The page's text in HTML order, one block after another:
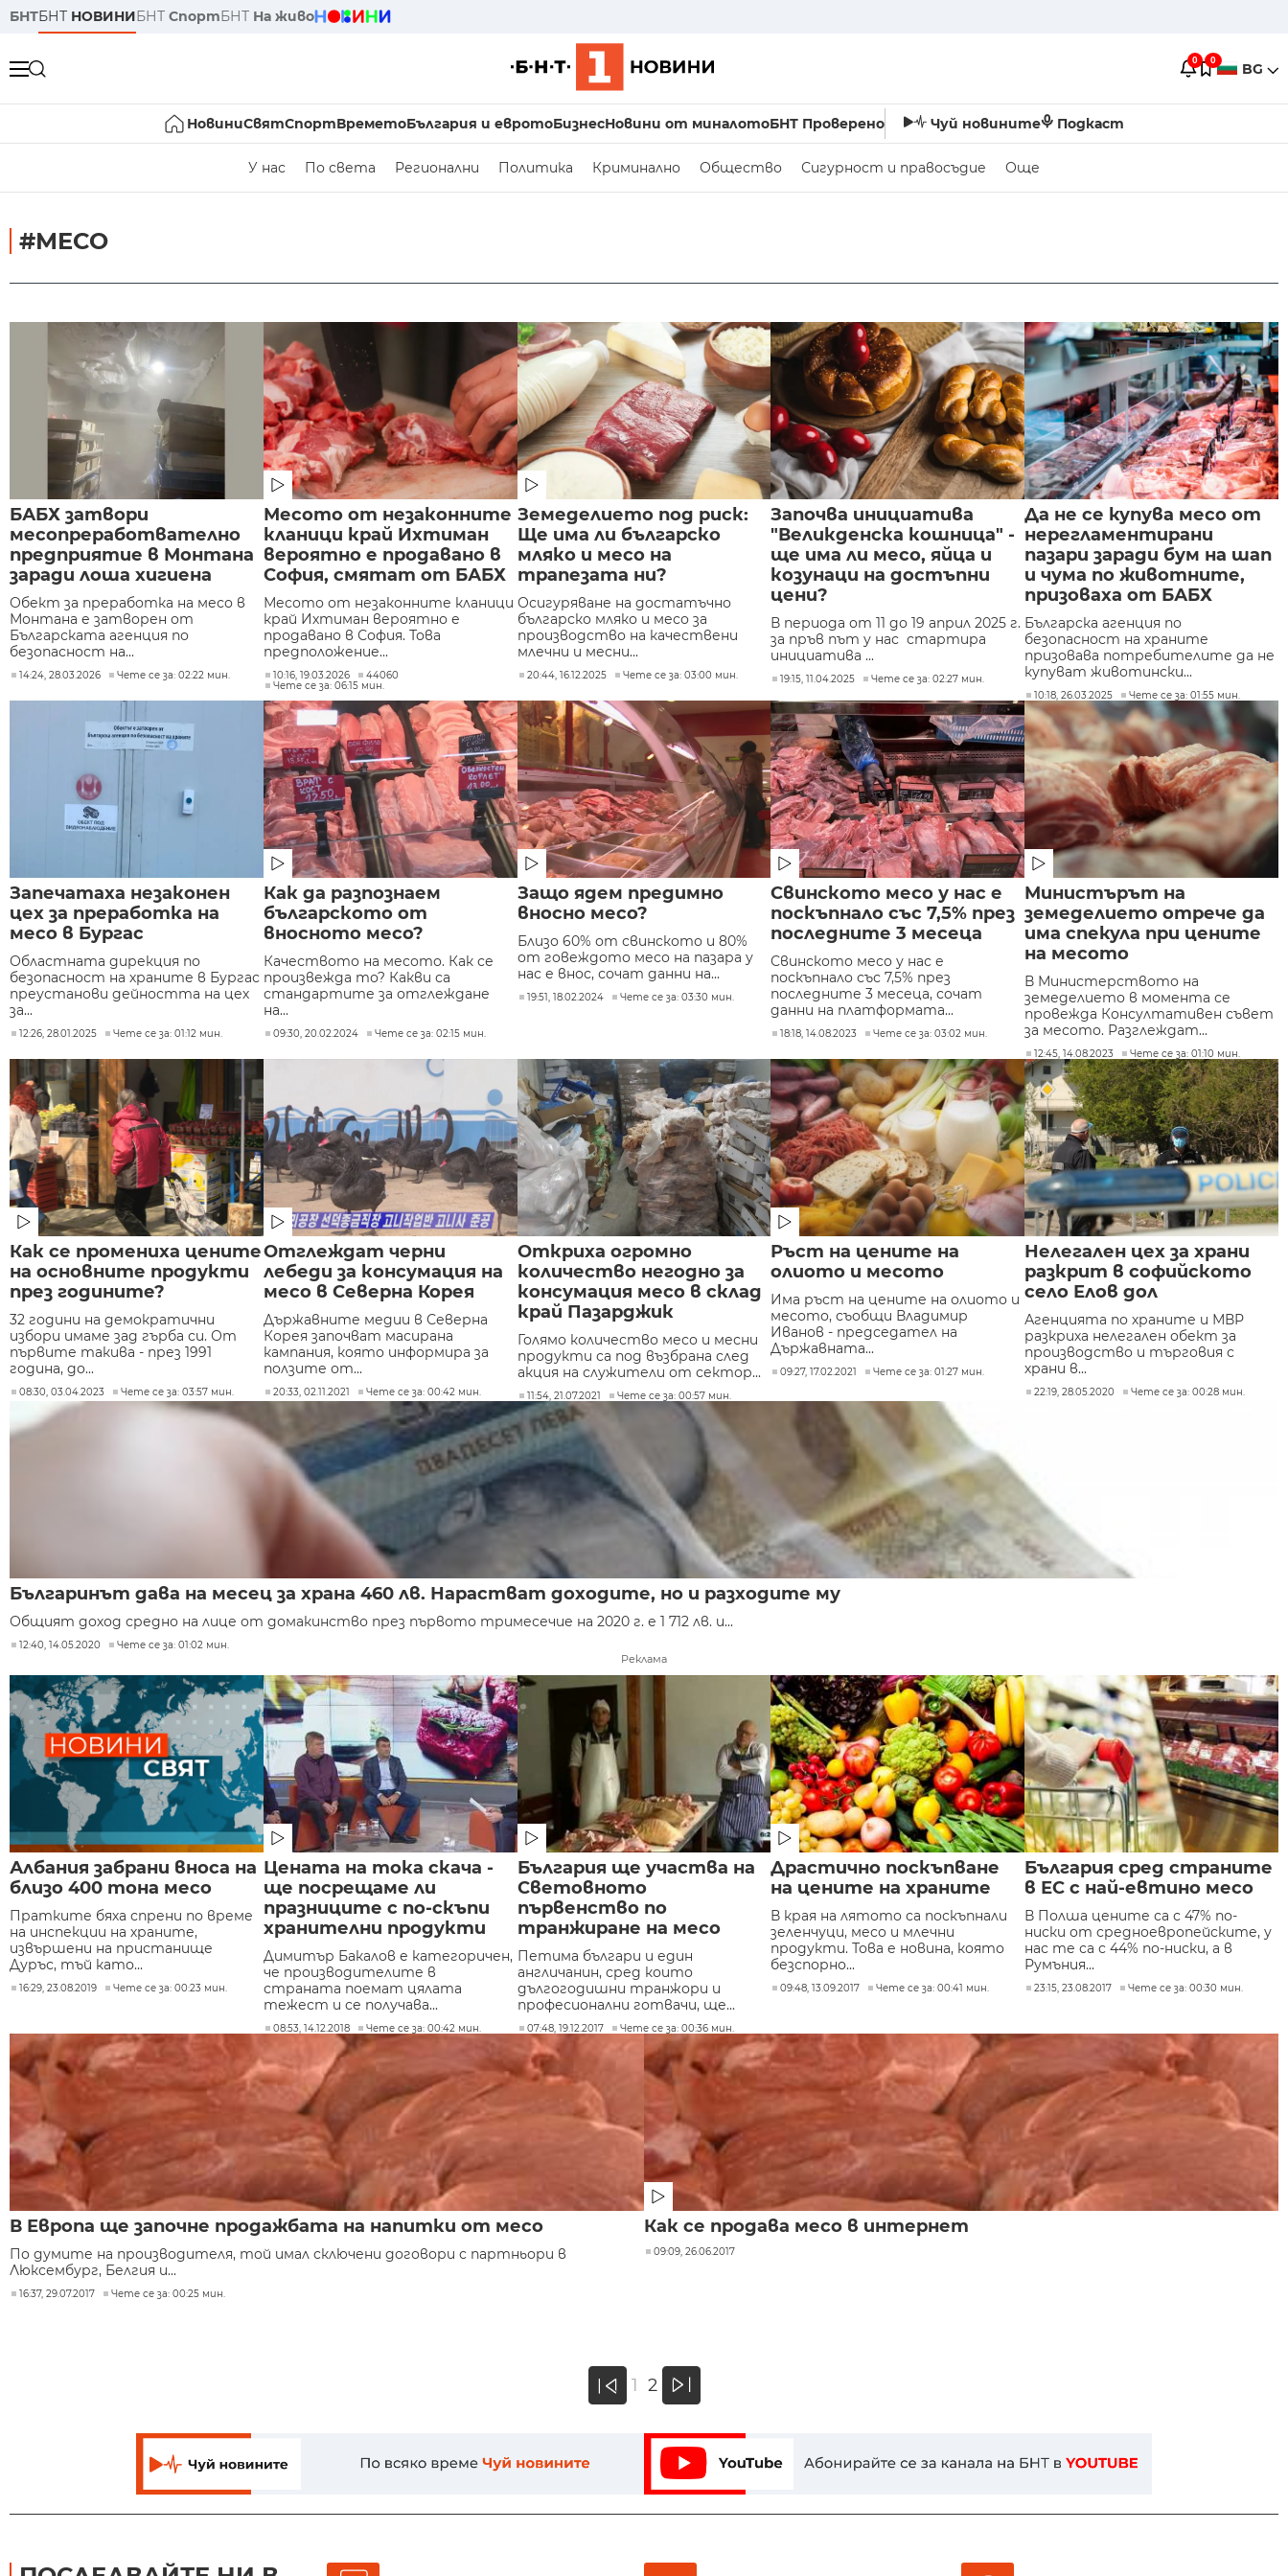
БНТБНТ НОВИНИБНТ СпортБНТ На живо
0 0 BG
НовиниСвятСпортВреметоБългария и евротоБизнесНовини от миналотоБНТ Проверено Чуй новините Подкаст
У нас По света Регионални Политика Криминално Общество Сигурност и правосъдие Още
#МЕСО
БАБХ затвори
месопреработвателно
предприятие в Монтана
заради лоша хигиена
Обект за преработка на месо в
Монтана е затворен от
Българската агенция по
безопасност на...
14:24, 28.03.2026 Чете се за: 02:22 мин.
Месото от незаконните
кланици край Ихтиман
вероятно е продавано в
София, смятат от БАБХ
Месото от незаконните кланици
край Ихтиман вероятно е
продавано в София. Това
предположение...
10:16, 19.03.2026
44060
Чете се за: 06:15 мин.
Земеделието под риск:
Ще има ли българско
мляко и месо на
трапезата ни?
Осигуряване на достатъчно
българско мляко и месо за
производство на качествени
млечни и месни...
20:44, 16.12.2025 Чете се за: 03:00 мин.
Започва инициатива
"Великденска кошница" -
ще има ли месо, яйца и
козунаци на достъпни
цени?
В периода от 11 до 19 април 2025 г.
за пръв път у нас стартира
инициатива ...
19:15, 11.04.2025 Чете се за: 02:27 мин.
Да не се купува месо от
нерегламентирани
пазари заради бум на шап
и чума по животните,
призоваха от БАБХ
Българска агенция по
безопасност на храните
призовава потребителите да не
купуват животински...
10:18, 26.03.2025 Чете се за: 01:55 мин.
Запечатаха незаконен
цех за преработка на
месо в Бургас
Областната дирекция по
безопасност на храните в Бургас
преустанови дейността на цех
за...
12:26, 28.01.2025 Чете се за: 01:12 мин.
Как да разпознаем
българското от
вносното месо?
Качеството на месото. Как се
произвежда то? Какви са
стандартите за отглеждане
на...
09:30, 20.02.2024 Чете се за: 02:15 мин.
Защо ядем предимно
вносно месо?
Близо 60% от свинското и 80%
от говеждото месо на пазара у
нас е внос, сочат данни на...
19:51, 18.02.2024 Чете се за: 03:30 мин.
Свинското месо у нас е
поскъпнало със 7,5% през
последните 3 месеца
Свинското месо у нас е
поскъпнало със 7,5% през
последните 3 месеца, сочат
данни на платформата...
18:18, 14.08.2023 Чете се за: 03:02 мин.
Министърът на
земеделието отрече да
има спекула при цените
на месото
В Министерството на
земеделието в момента се
провежда Консултативен съвет
за месото. Разглеждат...
12:45, 14.08.2023 Чете се за: 01:10 мин.
Как се промениха цените
на основните продукти
през годините?
32 години на демократични
избори имаме зад гърба си. От
първите такива - през 1991
година, до...
08:30, 03.04.2023 Чете се за: 03:57 мин.
Отглеждат черни
лебеди за консумация на
месо в Северна Корея
Държавните медии в Северна
Корея започват масирана
кампания, която информира за
ползите от...
20:33, 02.11.2021 Чете се за: 00:42 мин.
Откриха огромно
количество негодно за
консумация месо в склад
край Пазарджик
Голямо количество месо и месни
продукти са под възбрана след
акция на служители от сектор...
11:54, 21.07.2021 Чете се за: 00:57 мин.
Ръст на цените на
олиото и месото
Има ръст на цените на олиото и
месото, съобщи Владимир
Иванов - председател на
Държавната...
09:27, 17.02.2021 Чете се за: 01:27 мин.
Нелегален цех за храни
разкрит в софийското
село Елов дол
Агенцията по храните и МВР
разкриха нелегален обект за
производство и търговия с
храни в...
22:19, 28.05.2020 Чете се за: 00:28 мин.
Българинът дава на месец за храна 460 лв. Нарастват доходите, но и разходите му
Общият доход средно на лице от домакинство през първото тримесечие на 2020 г. е 1 712 лв. и...
12:40, 14.05.2020 Чете се за: 01:02 мин.
Реклама
Албания забрани вноса на
близо 400 тона месо
Пратките бяха спрени по време
на инспекции на храните,
извършени на пристанище
Дуръс, тъй като...
16:29, 23.08.2019 Чете се за: 00:23 мин.
Цената на тока скача -
ще посрещаме ли
празниците с по-скъпи
хранителни продукти
Димитър Бакалов е категоричен,
че производителите в
страната поемат цялата
тежест и се получава...
08:53, 14.12.2018 Чете се за: 00:42 мин.
България ще участва на
Световното
първенство по
транжиране на месо
Петима българи и един
англичанин, сред които
дългогодишни транжори и
професионални готвачи, ще...
07:48, 19.12.2017 Чете се за: 00:36 мин.
Драстично поскъпване
на цените на храните
В края на лятото са поскъпнали
зеленчуци, месо и млечни
продукти. Това е новина, която
безспорно...
09:48, 13.09.2017 Чете се за: 00:41 мин.
България сред страните
в ЕС с най-евтино месо
В Полша цените са с 47% по-
ниски от средноевропейските, у
нас те са с 44% по-ниски, а в
Румъния...
23:15, 23.08.2017 Чете се за: 00:30 мин.
В Европа ще започне продажбата на напитки oт месо
По думите на производителя, той имал сключени договори с партньори в
Люксембург, Белгия и...
16:37, 29.07.2017 Чете се за: 00:25 мин.
Как се продава месо в интернет
09:09, 26.06.2017
« 1 2 »